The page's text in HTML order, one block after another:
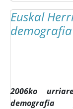
Euskal
demografia
2006ko